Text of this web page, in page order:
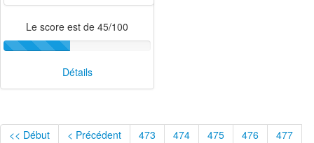
Le score est de 45/100
Détails
<< Début < Précédent 473 474 475 476
477